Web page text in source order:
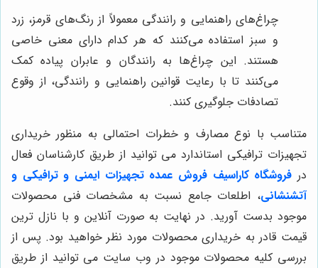
چراغ‌های راهنمایی و رانندگی معمولاً از رنگ‌های قرمز، زرد
و سبز استفاده می‌کنند که هر کدام دارای معنی خاصی
هستند. این چراغ‌ها به رانندگان و عابران پیاده کمک
می‌کنند تا با رعایت قوانین راهنمایی و رانندگی، از وقوع
تصادفات جلوگیری کنند.
متناسب با نوع مصارف و خطرات احتمالی به منظور خریداری
تجهیزات ترافیکی استاندارد می توانید از طریق کارشناسان فعال
در فروشگاه کاراسیف فروش عمده تجهیزات ایمنی و ترافیکی و
آتشنشانی، اطلعات جامع نسبت به مشخصات فنی محصولات
موجود بدست آورید. در نهایت به صورت آنلاین و با نازل ترین
قیمت قادر به خریداری محصولات مورد نظر خواهید بود. پس از
بررسی کلیه محصولات موجود در وب سایت می توانید از طریق